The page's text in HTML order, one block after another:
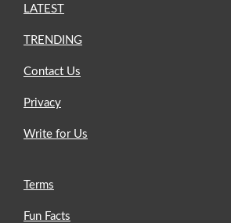
LATEST
TRENDING
Contact Us
Privacy
Write for Us
Terms
Fun Facts